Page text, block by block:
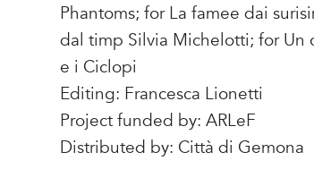
Phantoms; for La famee dai
dal timp Silvia Michelotti; for Un
e i Ciclopi
Editing: Francesca Lionetti
Project funded by: ARLeF
Distributed by: Città di Gemona